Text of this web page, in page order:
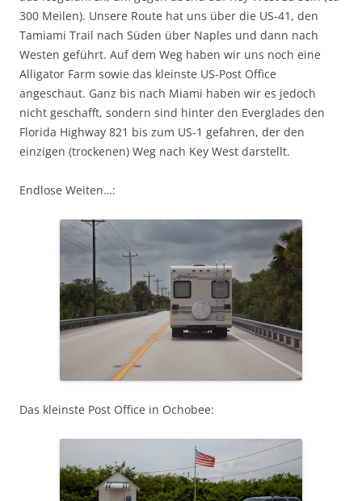
300 Meilen). Unsere Route hat uns über die US-41, den
Tamiami Trail nach Süden über Naples und dann nach
Westen geführt. Auf dem Weg haben wir uns noch eine
Alligator Farm sowie das kleinste US-Post Office
angeschaut. Ganz bis nach Miami haben wir es jedoch
nicht geschafft, sondern sind hinter den Everglades den
Florida Highway 821 bis zum US-1 gefahren, der den
einzigen (trockenen) Weg nach Key West darstellt.
Endlose Weiten…:
Das kleinste Post Office in Ochobee: